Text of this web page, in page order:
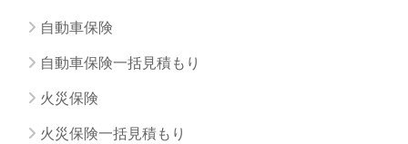
自動車保険
自動車保険一括見積もり
火災保険
火災保険一括見積もり